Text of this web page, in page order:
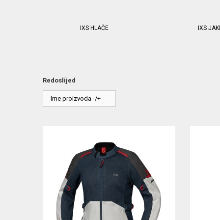
IXS HLAČE IXS
Redoslijed
Ime proizvoda -/+